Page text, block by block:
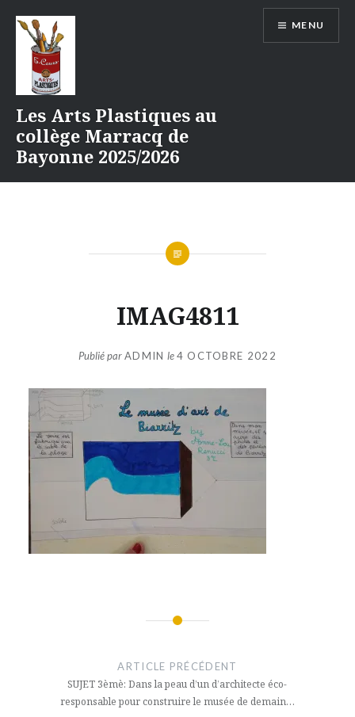
contenu
Les Arts Plastiques au
collège Marracq de
Bayonne 2025/2026
MENU
IMAG4811
Publié parADMIN le4 OCTOBRE 2022
l’article
ARTICLE PRÉCÉDENT
SUJET 3èmè: Dans la peau d’un d’architecte éco-
responsable pour construire le musée de demain…